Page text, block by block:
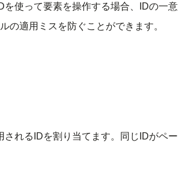
を使って要素を操作する場合、IDの一意
の適用ミスを防ぐことができます。
れるIDを割り当てます。同じIDがペー